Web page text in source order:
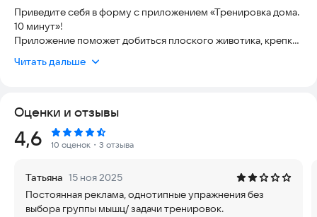
Приведите себя в форму с приложением «Тренировка дома.
10 минут»!
Приложение поможет добиться плоского животика, крепких
упражнения дома, и результат не заставит себя ждать!
будет ближе, чем вы думаете!
- Быстрые и эффективные упражнения
- Помогает сбросить вес и улучшить здоровье
- Фитнес-тренировки на все части тела
- Приложение абсолютно бесплатно
- Подходит новичкам в фитнесе
Читать дальше
Оценки и отзывы
Рейтинг:
4,6 10 оценок ・3 отзыва
Татьяна 15 ноя 2025
Постоянная реклама, однотипные упражнения без
выбора группы мышц/ задачи тренировок.